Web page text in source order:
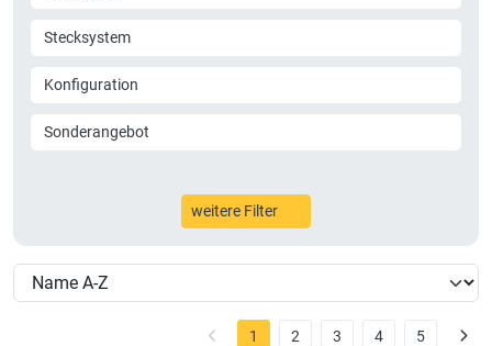
Stecksystem
Konfiguration
Sonderangebot
weitere Filter
1 2 3 4 5